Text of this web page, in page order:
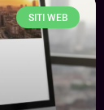
SITI WEB